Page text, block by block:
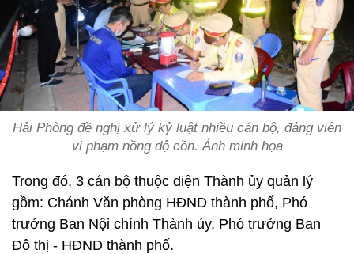
Hải Phòng đề nghị xử lý kỷ luật nhiều cán bộ, đảng viên
vi phạm nồng độ cồn. Ảnh minh họa
Trong đó, 3 cán bộ thuộc diện Thành ủy quản lý
gồm: Chánh Văn phòng HĐND thành phố, Phó
trưởng Ban Nội chính Thành ủy, Phó trưởng Ban
Đô thị - HĐND thành phố.